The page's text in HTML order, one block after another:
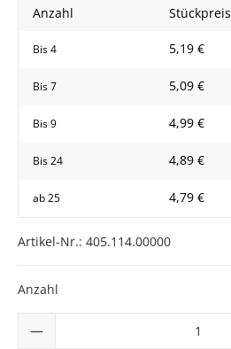
Anzahl Stückpreis
Bis4 5,19 €
Bis7 5,09 €
Bis9 4,99 €
Bis24 4,89 €
ab25 4,79 €
Artikel-Nr.: 405.114.00000
Anzahl